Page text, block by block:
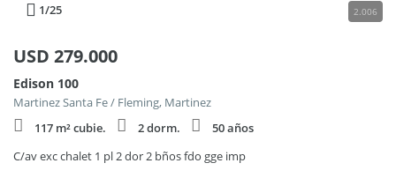
1/25 2.006
USD 279.000
Edison 100
Martinez Santa Fe / Fleming, Martinez
117 m² cubie.
2 dorm.
50 años
C/av exc chalet 1 pl 2 dor 2 bños fdo gge imp